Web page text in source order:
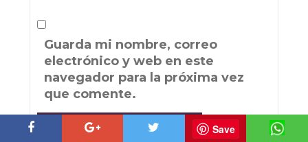
Guarda mi nombre, correo
electrónico y web en este
navegador para la próxima vez
que comente.
Save